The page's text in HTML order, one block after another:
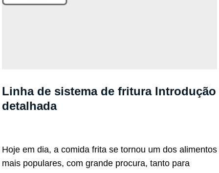
Linha de sistema de fritura Introdução
detalhada
Hoje em dia, a comida frita se tornou um dos alimentos
mais populares, com grande procura, tanto para